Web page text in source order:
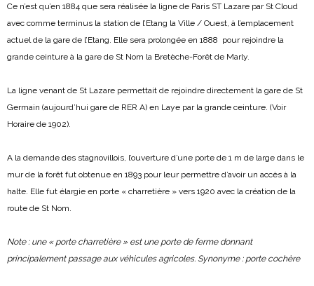
Ce n’est qu’en 1884 que sera réalisée la ligne de Paris ST Lazare par St Cloud
avec comme terminus la station de l’Etang la Ville / Ouest, à l’emplacement
actuel de la gare de l’Etang. Elle sera prolongée en 1888 pour rejoindre la
grande ceinture à la gare de St Nom la Bretèche-Forêt de Marly.
La ligne venant de St Lazare permettait de rejoindre directement la gare de St
Germain (aujourd’hui gare de RER A) en Laye par la grande ceinture. (Voir
Horaire de 1902).
A la demande des stagnovillois, l’ouverture d’une porte de 1 m de large dans le
mur de la forêt fut obtenue en 1893 pour leur permettre d’avoir un accès à la
halte. Elle fut élargie en porte « charretière » vers 1920 avec la création de la
route de St Nom.
Note : une « porte charretière » est une porte de ferme donnant
principalement passage aux véhicules agricoles. Synonyme : porte cochère